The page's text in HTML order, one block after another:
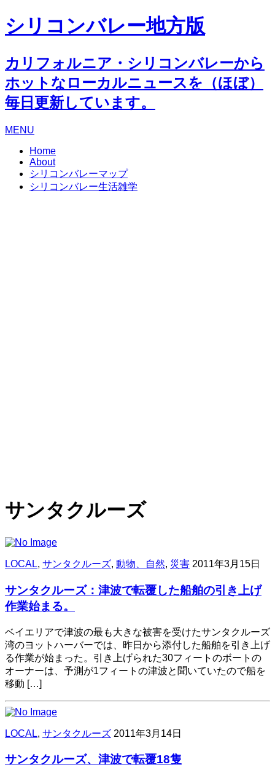
シリコンバレー地方版
カリフォルニア・シリコンバレーから
ホットなローカルニュースを（ほぼ）
毎日更新しています。
MENU
Home
About
シリコンバレーマップ
シリコンバレー生活雑学
サンタクルーズ
LOCAL, サンタクルーズ, 動物、自然, 災害 2011年3月15日
サンタクルーズ：津波で転覆した船舶の引き上げ
作業始まる。
ベイエリアで津波の最も大きな被害を受けたサンタクルーズ
湾のヨットハーバーでは、昨日から添付した船舶を引き上げ
る作業が始まった。引き上げられた30フィートのボートの
オーナーは、予測が1フィートの津波と聞いていたので船を
移動 […]
LOCAL, サンタクルーズ 2011年3月14日
サンタクルーズ、津波で転覆18隻